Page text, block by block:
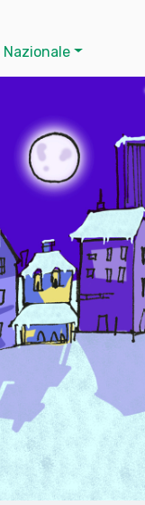
Nazionale